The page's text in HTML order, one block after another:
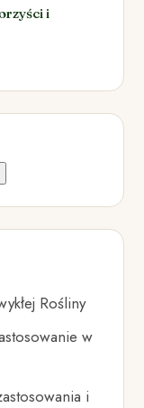
i
Rośliny
w
i